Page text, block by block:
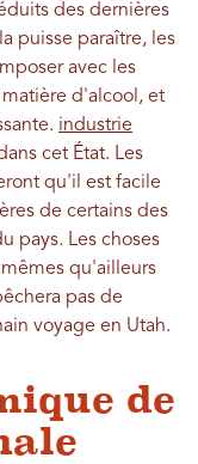
des dernières
puisse paraître, les
avec les
d'alcool, et
industrie
cet État. Les
qu'il est facile
de certains des
pays. Les choses
qu'ailleurs
pas de
voyage en Utah.
de